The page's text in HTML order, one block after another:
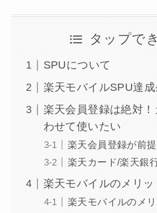
タップで
SPUについて
楽天モバイルSPU達
楽天会員登録は絶対
わせて使いたい
楽天会員登録が前提
楽天カード/楽天銀
楽天モバイルのメリッ
楽天モバイルのメリ